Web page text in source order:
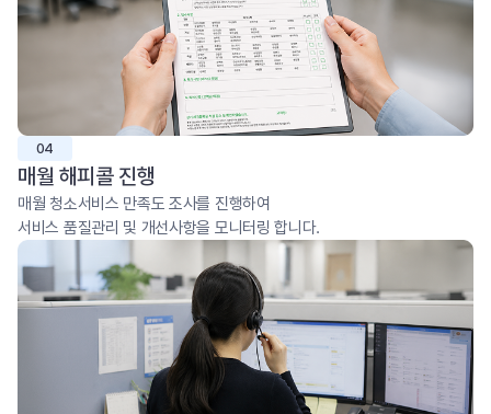
04
매월 해피콜 진행
매월 청소서비스 만족도 조사를 진행하여
서비스 품질관리 및 개선사항을 모니터링 합니다.